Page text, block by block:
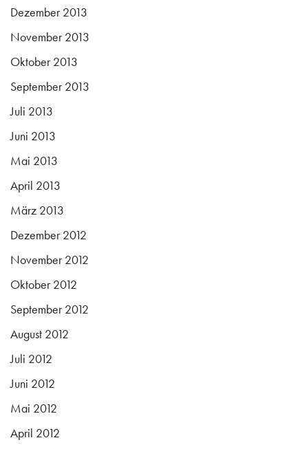
Dezember 2013
November 2013
Oktober 2013
September 2013
Juli 2013
Juni 2013
Mai 2013
April 2013
März 2013
Dezember 2012
November 2012
Oktober 2012
September 2012
August 2012
Juli 2012
Juni 2012
Mai 2012
April 2012